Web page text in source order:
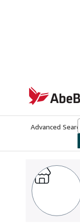
AbeBooks.co.uk
Advanced Search